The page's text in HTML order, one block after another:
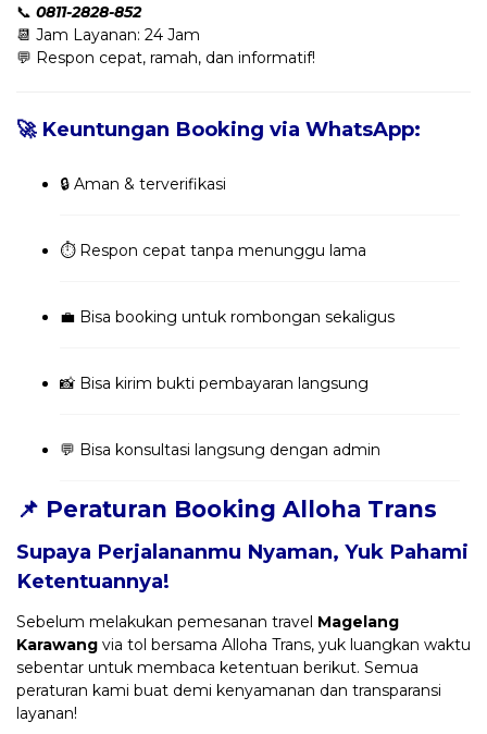
📞 0811-2828-852
📆 Jam Layanan: 24 Jam
💬 Respon cepat, ramah, dan informatif!
🚀 Keuntungan Booking via WhatsApp:
🔒 Aman & terverifikasi
⏱️ Respon cepat tanpa menunggu lama
💼 Bisa booking untuk rombongan sekaligus
📸 Bisa kirim bukti pembayaran langsung
💬 Bisa konsultasi langsung dengan admin
📌 Peraturan Booking Alloha Trans
Supaya Perjalananmu Nyaman, Yuk Pahami
Ketentuannya!
Sebelum melakukan pemesanan travel Magelang
Karawang via tol bersama Alloha Trans, yuk luangkan waktu
sebentar untuk membaca ketentuan berikut. Semua
peraturan kami buat demi kenyamanan dan transparansi
layanan!